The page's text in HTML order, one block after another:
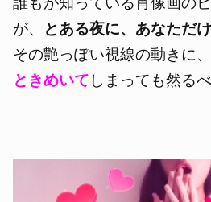
が、
とある夜に、あなただ
その艶っぽい視線の動きに
ときめいて しまっても然る